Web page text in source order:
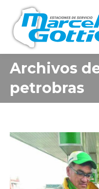
Archivos
petrobras